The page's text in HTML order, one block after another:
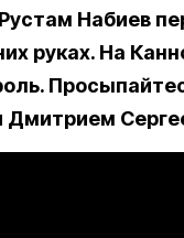
Набиев
руках. На
Дмитрием